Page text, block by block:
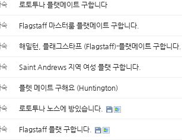
로토투나 플랫메이트 구합니다
Flagstaff 마스터룸 플랫메이트 구합니다.
해밀턴, 플래그스타프 (Flagstaff)-플랫메이트 구합니다.
Saint Andrews 지역 여성 플랫 구합니다.
플렛 메이트 구해요 (Huntington)
로토투나 노스에 방있습니다.
Flagstaff 플랫 구합니다.